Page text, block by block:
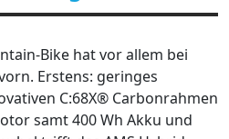
Bike hat vor allem bei
Erstens: geringes
C:68X® Carbonrahmen
samt 400 Wh Akku und